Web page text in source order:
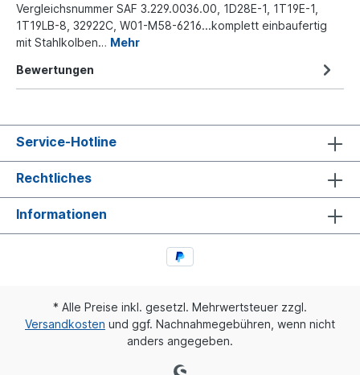
Vergleichsnummer SAF 3.229.0036.00, 1D28E-1, 1T19E-1,
1T19LB-8, 32922C, W01-M58-6216...komplett einbaufertig
mit Stahlkolben… Mehr
Bewertungen
Service-Hotline
Rechtliches
Informationen
* Alle Preise inkl. gesetzl. Mehrwertsteuer zzgl.
Versandkosten und ggf. Nachnahmegebühren, wenn nicht
anders angegeben.